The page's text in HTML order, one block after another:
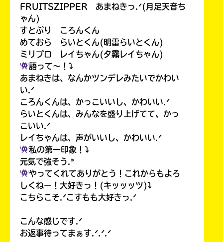
FRUITSZIPPER あまねきっ.ᐟ(月足天音ち
ゃん)
すとぷり ころんくん
めておら らいとくん(明雷らいとくん)
ミリプロ レイちゃん(夕霧レイちゃん)
語って〜！⤵︎
あまねきは、なんかツンデレみたいでかわい
い.ᐟ
ころんくんは、かっこいいし、かわいい.ᐟ
らいとくんは、みんなを盛り上げてて、かっ
こいい.ᐟ
レイちゃんは、声がいいし、かわいい.ᐟ
私の第一印象！⤵︎
元気で強そう.ᐣ
やってくれてありがとう！これからもよろ
しくねー！大好きっ！(キッッッツ)⤵︎
こちらこそ.ᐟこすもも大好きっ.ᐟ
こんな感じです.ᐟ
お返事待ってまぁす.ᐟ.ᐟ.ᐟ